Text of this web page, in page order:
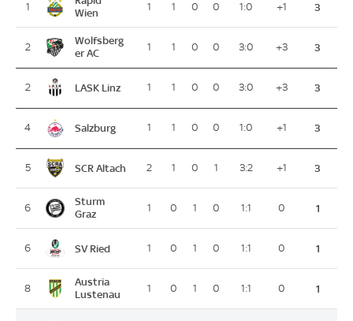
1
Wien
1 1 0 0 1:0 +1 3
2
Wolfsberg
er AC
1 1 0 0 3:0 +3 3
2 LASK Linz 1 1 0 0 3:0 +3 3
4 Salzburg 1 1 0 0 1:0 +1 3
5 SCR Altach 2 1 0 1 3:2 +1 3
6
Sturm
Graz
1 0 1 0 1:1 0 1
6 SV Ried 1 0 1 0 1:1 0 1
8
Austria
Lustenau
1 0 1 0 1:1 0 1